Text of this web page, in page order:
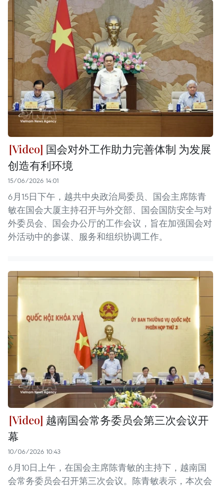
国会对外工作助力完善体制 为发展
创造有利环境
15/06/2026 14:01
6月15日下午，越共中央政治局委员、国会主席陈青
敏在国会大厦主持召开与外交部、国会国防安全与对
外委员会、国会办公厅的工作会议，旨在加强国会对
外活动中的参谋、服务和组织协调工作。
越南国会常务委员会第三次会议开
幕
10/06/2026 10:43
6月10日上午，在国会主席陈青敏的主持下，越南国
会常务委员会召开第三次会议。陈青敏表示，本次会